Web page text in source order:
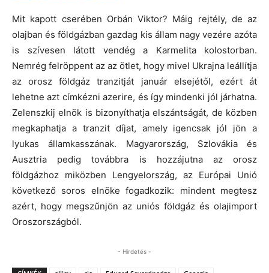
Mit kapott cserében Orbán Viktor? Máig rejtély, de az
olajban és földgázban gazdag kis állam nagy vezére azóta
is szívesen látott vendég a Karmelita kolostorban.
Nemrég felröppent az az ötlet, hogy mivel Ukrajna leállítja
az orosz földgáz tranzitját január elsejétől, ezért át
lehetne azt címkézni azerire, és így mindenki jól járhatna.
Zelenszkij elnök is bizonyíthatja elszántságát, de közben
megkaphatja a tranzit díjat, amely igencsak jól jön a
lyukas államkasszának. Magyarország, Szlovákia és
Ausztria pedig továbbra is hozzájutna az orosz
földgázhoz miközben Lengyelország, az Európai Unió
következő soros elnöke fogadkozik: mindent megtesz
azért, hogy megszűnjön az uniós földgáz és olajimport
Oroszországból.
- Hirdetés -